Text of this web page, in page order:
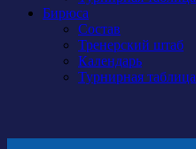
Бирюса
Состав
Тренерский штаб
Календарь
Турнирная таблица